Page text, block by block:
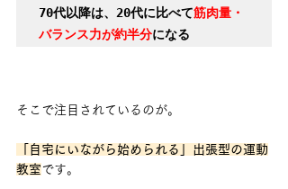
70代以降は、20代に比べて筋肉量・
バランス力が約半分になる
そこで注目されているのが。
「自宅にいながら始められる」出張型の運動
教室です。